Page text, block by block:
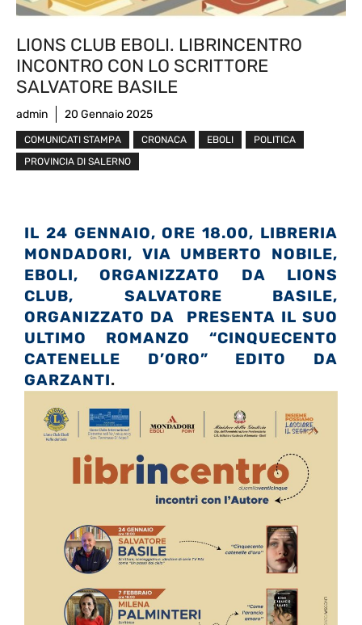
LIONS CLUB EBOLI. LIBRINCENTRO
INCONTRO CON LO SCRITTORE
SALVATORE BASILE
admin 20 Gennaio 2025
COMUNICATI STAMPA CRONACA EBOLI
POLITICA
PROVINCIA DI SALERNO
IL 24 GENNAIO, ORE 18.00, LIBRERIA
MONDADORI, VIA UMBERTO NOBILE,
EBOLI, ORGANIZZATO DA LIONS
CLUB, SALVATORE BASILE,
ORGANIZZATO DA PRESENTA IL SUO
ULTIMO ROMANZO “CINQUECENTO
CATENELLE D’ORO” EDITO DA
GARZANTI.